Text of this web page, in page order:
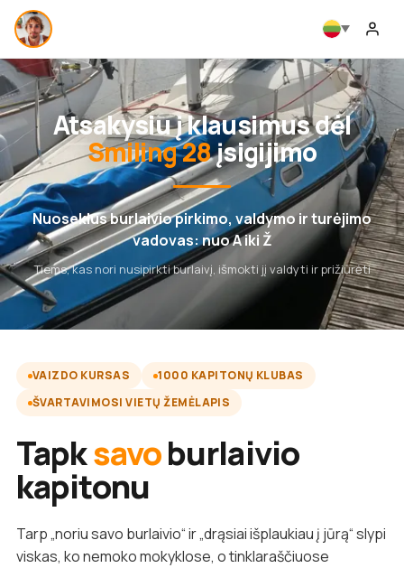
Atsakysiu į klausimus dėl
Smiling 28įsigijimo
Nuoseklus burlaivio pirkimo, valdymo ir turėjimo
vadovas: nuo A iki Ž
Tiems, kas nori nusipirkti burlaivį, išmokti jį valdyti ir prižiūrėti
VAIZDO KURSAS
1000 KAPITONŲ KLUBAS
ŠVARTAVIMOSI VIETŲ ŽEMĖLAPIS
Tapksavoburlaivio
kapitonu
Tarp „noriu savo burlaivio“ ir „drąsiai išplaukiau į jūrą“ slypi
viskas, ko nemoko mokyklose, o tinklaraščiuose